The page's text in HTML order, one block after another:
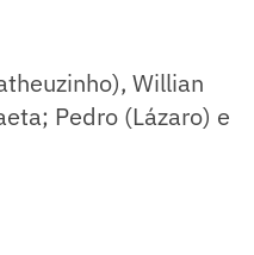
Willian
Pedro (Lázaro) e